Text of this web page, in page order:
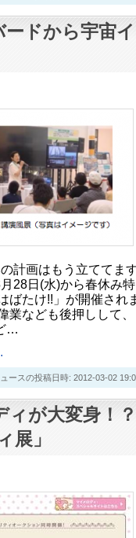
ードから宇宙イ
計画はもう立ててま
28日(水)から春休み特
ばたけ!!」が開催され
なども後押しして、
…
ースの投稿日時: 2012-03-02
ィが大変身！？
展」